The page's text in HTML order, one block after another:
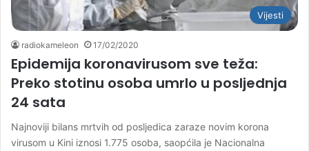
Vijesti
radiokameleon 17/02/2020
Epidemija koronavirusom sve teža:
Preko stotinu osoba umrlo u posljednja
24 sata
Najnoviji bilans mrtvih od posljedica zaraze novim korona
virusom u Kini iznosi 1.775 osoba, saopćila je Nacionalna